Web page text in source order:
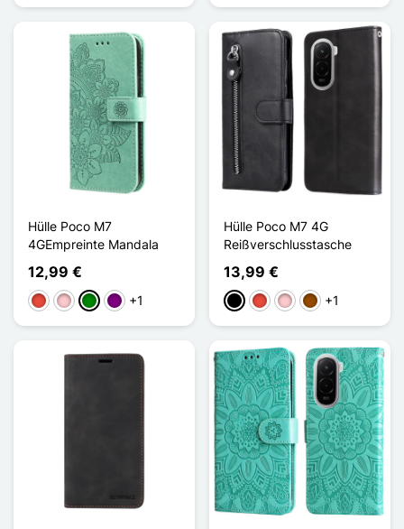
Hülle Poco M7
4GEmpreinte Mandala
12,99 €
Rot PinkGrünViolett
+1
Hülle Poco M7 4G
Reißverschlusstasche
13,99 €
Schwarz
Rot PinkBraun
+1